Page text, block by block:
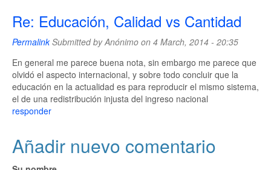
Re: Educación, Calidad vs Cantidad
PermalinkSubmitted byAnónimo on 4 March, 2014 - 20:35
En general me parece buena nota, sin embargo me parece que
olvidó el aspecto internacional, y sobre todo concluir que la
educación en la actualidad es para reproducir el mismo sistema,
el de una redistribución injusta del ingreso nacional
responder
Añadir nuevo comentario